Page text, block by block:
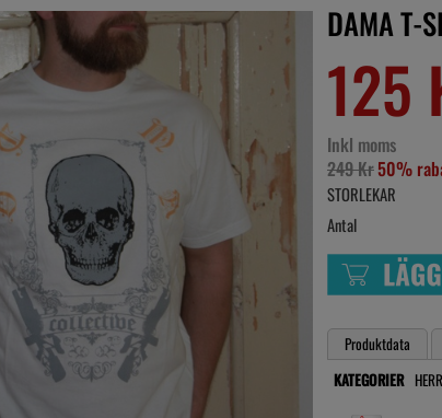
DAMA T-
125
Inkl moms
249 Kr50%
STORLEKAR
Antal
Produktdata
KATEGORIER